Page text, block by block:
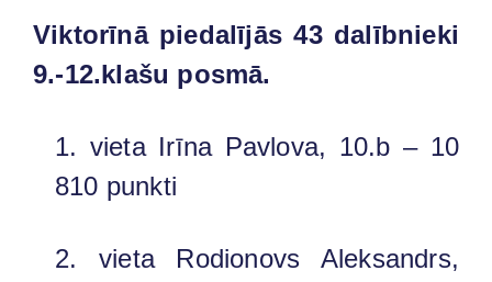
Viktorīnā piedalījās 43 dalībnieki
9.-12.klašu posmā.
1. vieta Irīna Pavlova, 10.b – 10
810 punkti
2. vieta Rodionovs Aleksandrs,